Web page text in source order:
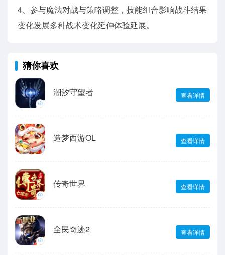
4、参与魔法对战与策略调整，技能组合影响战斗结果
变化发展多种战术变化延伸体验延展。
猜你喜欢
潮汐守望者 查看详情
造梦西游OL 查看详情
传奇世界 查看详情
全民奇迹2 查看详情